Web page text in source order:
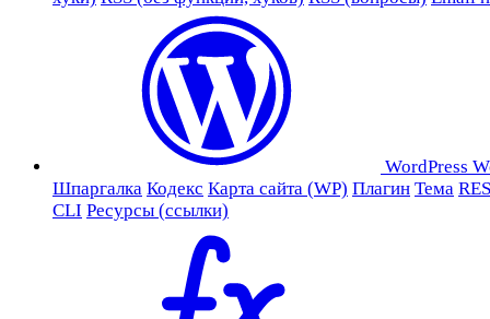
WordPress
Шпаргалка Кодекс Карта сайта (WP) Плагин Тема
CLI Ресурсы (ссылки)